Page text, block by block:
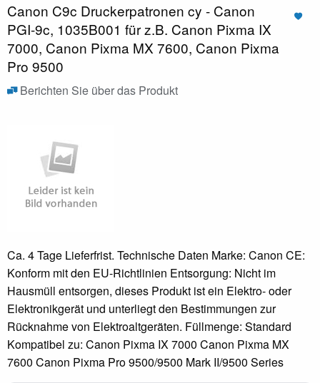
Canon C9c Druckerpatronen cy - Canon
PGI-9c, 1035B001 für z.B. Canon Pixma IX
7000, Canon Pixma MX 7600, Canon Pixma
Pro 9500
Berichten Sie über das Produkt
Ca. 4 Tage Lieferfrist. Technische Daten Marke: Canon CE:
Konform mit den EU-Richtlinien Entsorgung: Nicht im
Hausmüll entsorgen, dieses Produkt ist ein Elektro- oder
Elektronikgerät und unterliegt den Bestimmungen zur
Rücknahme von Elektroaltgeräten. Füllmenge: Standard
Kompatibel zu: Canon Pixma IX 7000 Canon Pixma MX
7600 Canon Pixma Pro 9500/9500 Mark II/9500 Series